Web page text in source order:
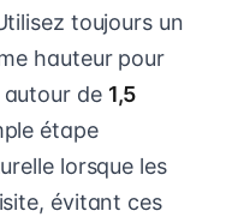
toujours un
hauteur pour
de 1,5
étape
lorsque les
évitant ces